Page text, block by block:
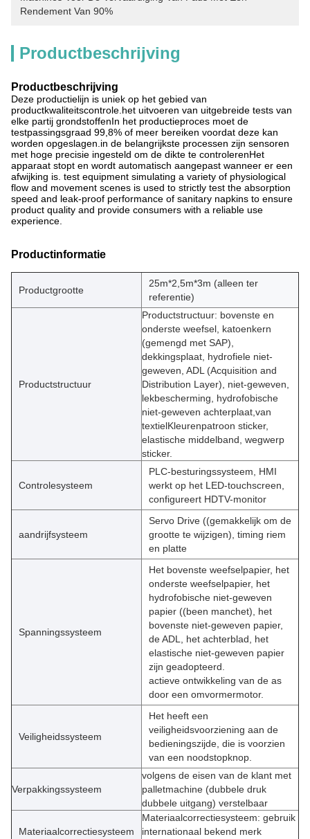
Rendement Van 90%
Productbeschrijving
Productbeschrijving
Deze productielijn is uniek op het gebied van
productkwaliteitscontrole.het uitvoeren van uitgebreide tests van
elke partij grondstoffenIn het productieproces moet de
testpassingsgraad 99,8% of meer bereiken voordat deze kan
worden opgeslagen.in de belangrijkste processen zijn sensoren
met hoge precisie ingesteld om de dikte te controlerenHet
apparaat stopt en wordt automatisch aangepast wanneer er een
afwijking is. test equipment simulating a variety of physiological
flow and movement scenes is used to strictly test the absorption
speed and leak-proof performance of sanitary napkins to ensure
product quality and provide consumers with a reliable use
experience.
Productinformatie
Productgrootte
25m*2,5m*3m (alleen ter
referentie)
Productstructuur
Productstructuur: bovenste en
onderste weefsel, katoenkern
(gemengd met SAP),
dekkingsplaat, hydrofiele niet-
geweven, ADL (Acquisition and
Distribution Layer), niet-geweven,
lekbescherming, hydrofobische
niet-geweven achterplaat,van
textielKleurenpatroon sticker,
elastische middelband, wegwerp
sticker.
Controlesysteem
PLC-besturingssysteem, HMI
werkt op het LED-touchscreen,
configureert HDTV-monitor
aandrijfsysteem
Servo Drive ((gemakkelijk om de
grootte te wijzigen), timing riem
en platte
Spanningssysteem
Het bovenste weefselpapier, het
onderste weefselpapier, het
hydrofobische niet-geweven
papier ((been manchet), het
bovenste niet-geweven papier,
de ADL, het achterblad, het
elastische niet-geweven papier
zijn geadopteerd.
actieve ontwikkeling van de as
door een omvormermotor.
Veiligheidssysteem
Het heeft een
veiligheidsvoorziening aan de
bedieningszijde, die is voorzien
van een noodstopknop.
Verpakkingssysteem
volgens de eisen van de klant met
palletmachine (dubbele druk
dubbele uitgang) verstelbaar
Materiaalcorrectiesysteem
Materiaalcorrectiesysteem: gebruik
internationaal bekend merk